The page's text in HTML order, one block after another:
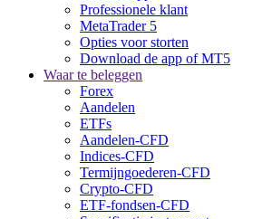
Professionele klant
MetaTrader 5
Opties voor storten
Download de app of MT5
Waar te beleggen
Forex
Aandelen
ETFs
Aandelen-CFD
Indices-CFD
Termijngoederen-CFD
Crypto-CFD
ETF-fondsen-CFD